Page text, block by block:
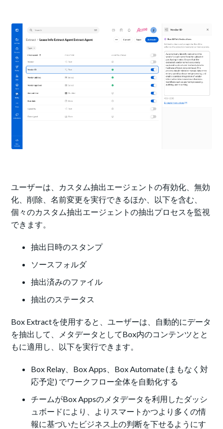
ユーザーは、カスタム抽出エージェントの有効化、無効
化、削除、名前変更を実行できるほか、以下を含む、
個々のカスタム抽出エージェントの抽出プロセスを監視
できます。
抽出日時のスタンプ
ソースフォルダ
抽出済みのファイル
抽出のステータス
Box Extractを使用すると、ユーザーは、自動的にデータ
を抽出して、メタデータとしてBox内のコンテンツとと
もに適用し、以下を実行できます。
Box Relay、Box Apps、Box Automate (まもなく対
応予定) でワークフロー全体を自動化する
チームがBox Appsのメタデータを利用したダッシ
ュボードにより、よりスマートかつより多くの情
報に基づいたビジネス上の判断を下せるようにす